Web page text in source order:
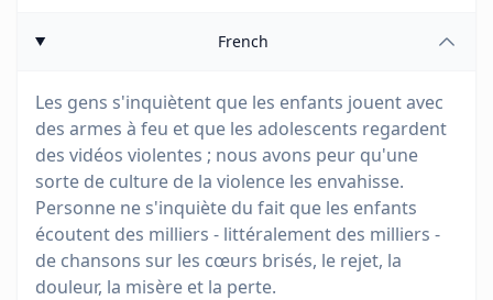
French
Les gens s'inquiètent que les enfants jouent avec
des armes à feu et que les adolescents regardent
des vidéos violentes ; nous avons peur qu'une
sorte de culture de la violence les envahisse.
Personne ne s'inquiète du fait que les enfants
écoutent des milliers - littéralement des milliers -
de chansons sur les cœurs brisés, le rejet, la
douleur, la misère et la perte.